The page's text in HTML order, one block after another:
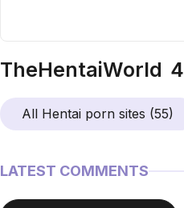
TheHentaiWorld 4
All Hentai porn sites (55)
LATEST COMMENTS